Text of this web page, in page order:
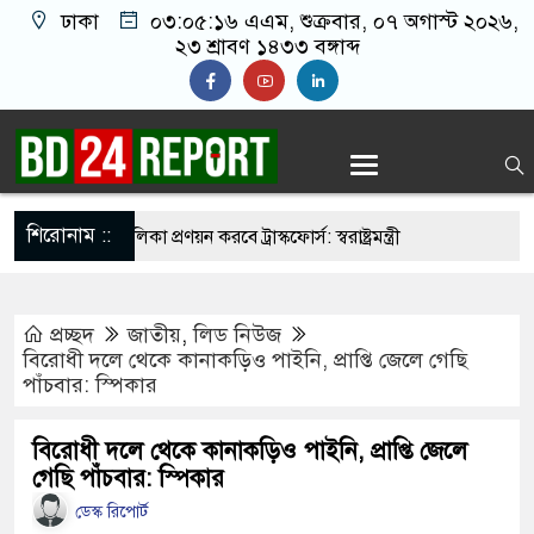
ঢাকা ০৩:০৫:১৭ এএম, শুক্রবার, ০৭ অগাস্ট ২০২৬,
২৩ শ্রাবণ ১৪৩৩ বঙ্গাব্দ
শিরোনাম ::তালিকা প্রণয়ন করবে ট্রাস্কফোর্স: স্বরাষ্ট্রমন্ত্রী
নয়, জাতির দায়িত্ব নিতে হবে ওলামায়ে
থেকে খুলে ফেলা হচ্ছে মাইক, শুভেন্দু বলছেন-
প্রচ্ছদ জাতীয়,লিড নিউজ
বিরোধী দলে থেকে কানাকড়িও পাইনি, প্রাপ্তি জেলে গেছি
পাঁচবার: স্পিকার
বিরোধী দলে থেকে কানাকড়িও পাইনি, প্রাপ্তি জেলে
গেছি পাঁচবার: স্পিকার
ডেস্ক রিপোর্ট